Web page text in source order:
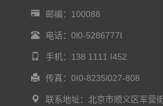
邮编：100088
电话：0l0-5286777I
手机：138 1111 I452
传真：0I0-8235l027-808
联系地址：北京市顺义区军营